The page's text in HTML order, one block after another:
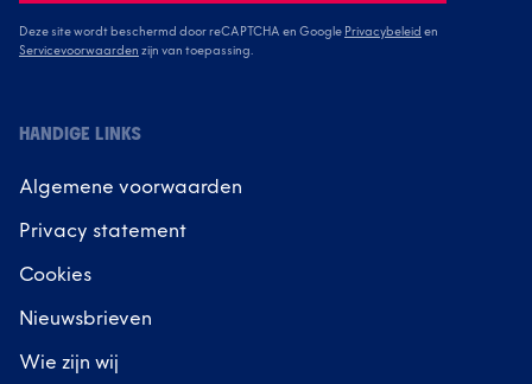
Deze site wordt beschermd door reCAPTCHA en Google Privacybeleid en
Servicevoorwaarden zijn van toepassing.
HANDIGE LINKS
Algemene voorwaarden
Privacy statement
Cookies
Nieuwsbrieven
Wie zijn wij